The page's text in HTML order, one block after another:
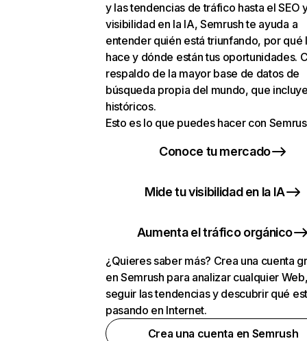
y las tendencias de tráfico hasta el SEO
visibilidad en la IA, Semrush te ayuda a
entender quién está triunfando, por qué
hace y dónde están tus oportunidades.
respaldo de la mayor base de datos de
búsqueda propia del mundo, que
históricos.
Esto es lo que puedes hacer con
Conoce tu mercado
Mide tu visibilidad en la IA
Aumenta el tráfico orgánico
¿Quieres saber más? Crea una cuenta
en Semrush para analizar cualquier
seguir las tendencias y descubrir qué
pasando en Internet.
Crea una cuenta en Semrush